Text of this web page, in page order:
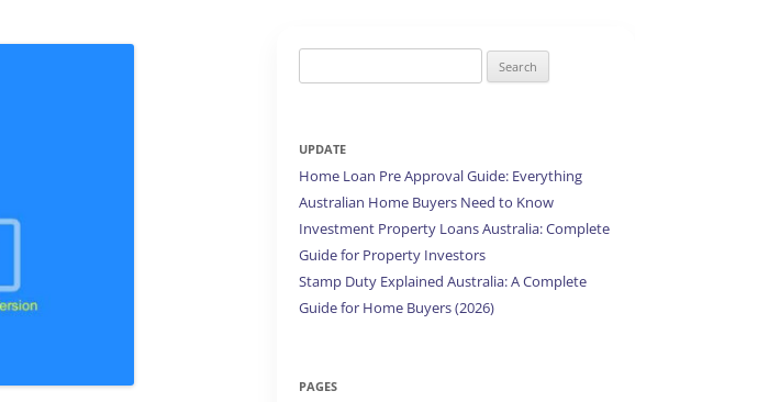
for:
UPDATE
Home Loan Pre Approval Guide: Everything
Australian Home Buyers Need to Know
Investment Property Loans Australia: Complete
Guide for Property Investors
Stamp Duty Explained Australia: A Complete
Guide for Home Buyers (2026)
PAGES